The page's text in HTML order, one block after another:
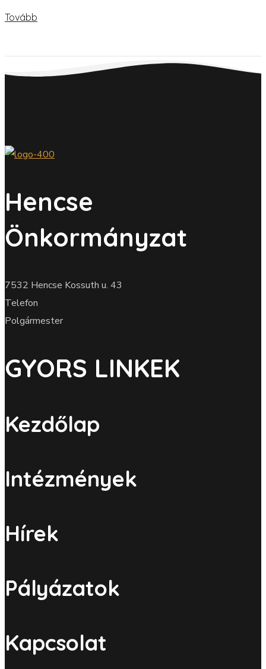
Tovább
Hencse
Önkormányzat
7532 Hencse Kossuth u. 43
Telefon
Polgármester
GYORS LINKEK
Kezdőlap
Intézmények
Hírek
Pályázatok
Kapcsolat